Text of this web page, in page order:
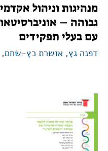
מנהיגות וניהול
גבוהה –
עם בעלי תפקידים
דפנה גץ, אושרת כץ-שחם,